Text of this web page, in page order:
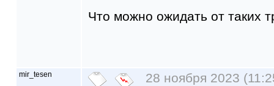
Что можно ожидать от таких
mir_tesen 28 ноября 2023